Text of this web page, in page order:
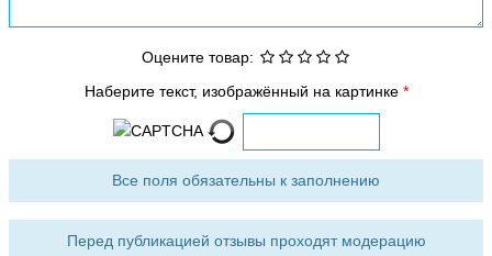
Оцените товар:
Наберите текст, изображённый на картинке
Все поля обязательны к заполнению
Перед публикацией отзывы проходят модерацию